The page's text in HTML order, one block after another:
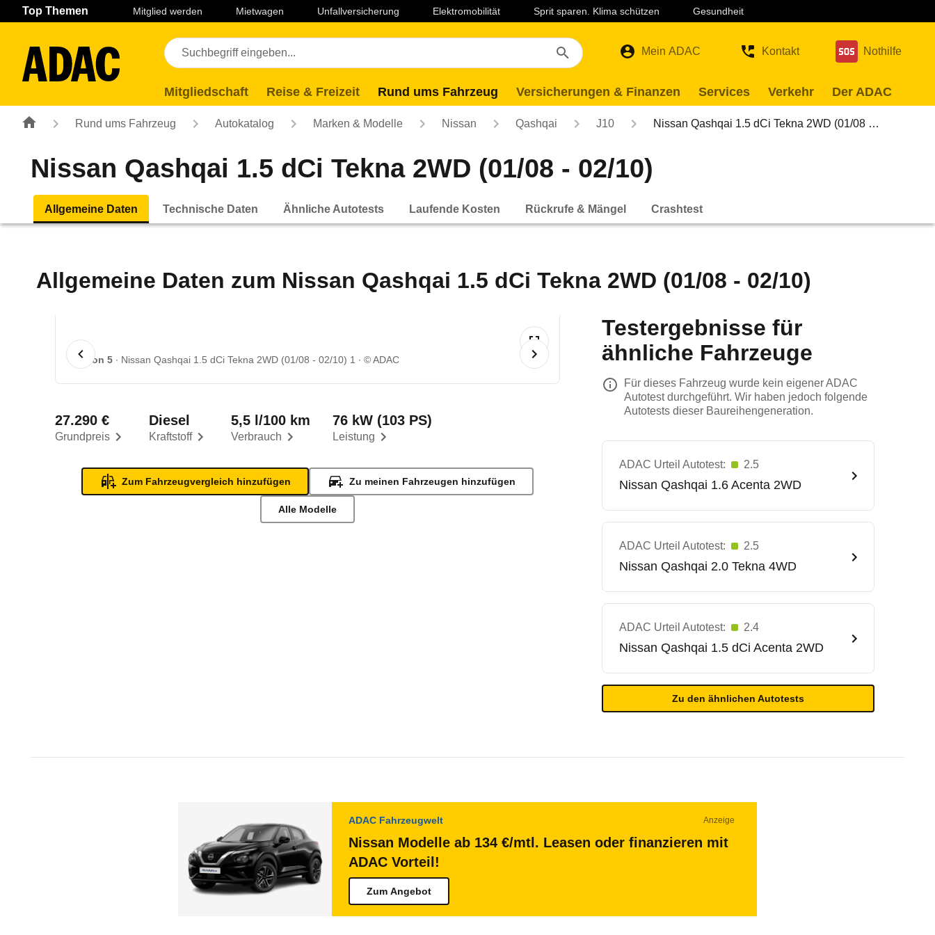
Navigation Seiteninhalt Fußzeile
Top Themen Mitglied werden Mietwagen Unfallversicherung Elektromobilität Sprit sparen. Klima schützen Gesundheit
Mein ADAC Kontakt Nothilfe
Mitgliedschaft Reise & Freizeit Rund ums Fahrzeug Versicherungen & Finanzen Services Verkehr Der ADAC
Rund ums Fahrzeug Autokatalog Marken & Modelle Nissan Qashqai J10 Nissan Qashqai 1.5 dCi Tekna 2WD (01/08 …
Nissan Qashqai 1.5 dCi Tekna 2WD (01/08 - 02/10)
Allgemeine Daten Technische Daten Ähnliche Autotests Laufende Kosten Rückrufe & Mängel Crashtest
Allgemeine Daten zum Nissan Qashqai 1.5 dCi Tekna 2WD (01/08 - 02/10)
1 von 5 Nissan Qashqai 1.5 dCi Tekna 2WD (01/08 - 02/10) 1 © ADAC
Grundpreis
27.290 €
Kraftstoff
Diesel
Verbrauch
5,5 l/100 km
Leistung
76 kW (103 PS)
Zum Fahrzeugvergleich hinzufügen Zu meinen Fahrzeugen hinzufügen
Alle Modelle
Testergebnisse für
ähnliche Fahrzeuge
Für dieses Fahrzeug wurde kein eigener ADAC
Autotest durchgeführt. Wir haben jedoch folgende
Autotests dieser Baureihengeneration.
ADAC Urteil Autotest: 2.5
Nissan Qashqai 1.6 Acenta 2WD
ADAC Urteil Autotest: 2.5
Nissan Qashqai 2.0 Tekna 4WD
ADAC Urteil Autotest: 2.4
Nissan Qashqai 1.5 dCi Acenta 2WD
Zu den ähnlichen Autotests
ADAC Fahrzeugwelt Anzeige
Nissan Modelle ab 134 €/mtl. Leasen oder finanzieren mit
ADAC Vorteil!
Zum Angebot